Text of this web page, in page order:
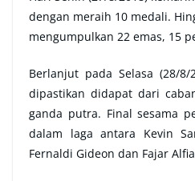
dengan meraih 10 medali.
mengumpulkan 22 emas, 15
Berlanjut pada Selasa (28/
dipastikan didapat dari
ganda putra. Final sesama
dalam laga antara Kevin
Fernaldi Gideon dan Fajar